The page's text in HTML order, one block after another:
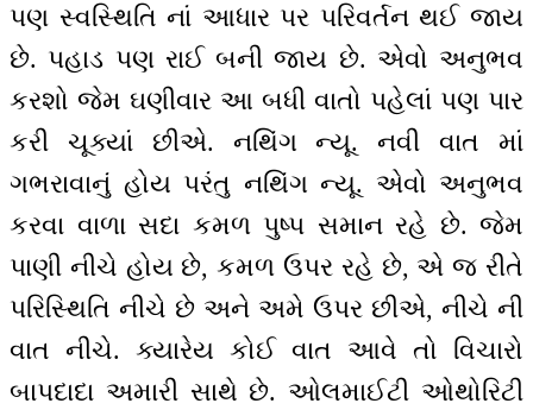
પણ સ્વસ્થિતિ નાં આધાર પર પરિવર્તન થઈ જાય
છે. પહાડ પણ રાઈ બની જાય છે. એવો અનુભવ
કરશો જેમ ઘણીવાર આ બધી વાતો પહેલાં પણ પાર
કરી ચૂક્યાં છીએ. નથિંગ ન્યૂ. નવી વાત માં
ગભરાવાનું હોય પરંતુ નથિંગ ન્યૂ. એવો અનુભવ
કરવા વાળા સદા કમળ પુષ્પ સમાન રહે છે. જેમ
પાણી નીચે હોય છે, કમળ ઉપર રહે છે, એ જ રીતે
પરિસ્થિતિ નીચે છે અને અમે ઉપર છીએ, નીચે ની
વાત નીચે. ક્યારેય કોઈ વાત આવે તો વિચારો
બાપદાદા અમારી સાથે છે. ઓલમાઈટી ઓથોરિટી